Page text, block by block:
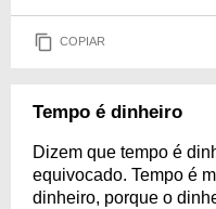
COPIAR
Tempo é dinheiro
Dizem que tempo é
equivocado. Tempo é
dinheiro, porque o